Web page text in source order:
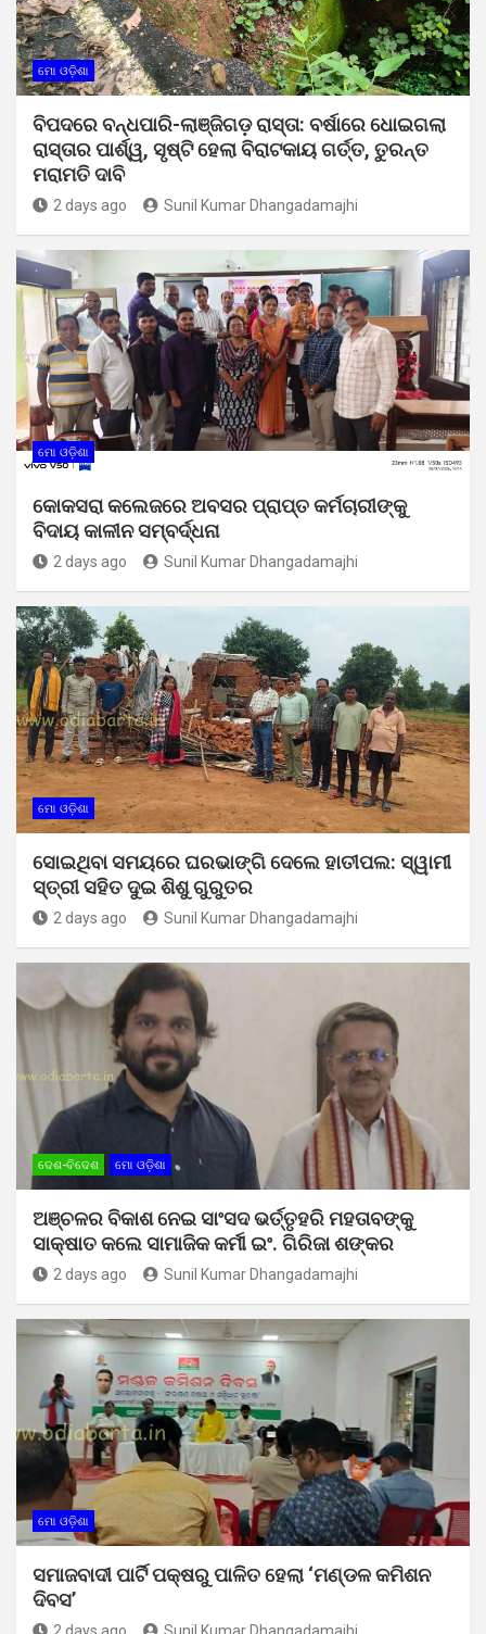
ମୋ ଓଡ଼ିଶା
ବିପଦରେ ବନ୍ଧପାରି-ଲାଞ୍ଜିଗଡ଼ ରାସ୍ତା: ବର୍ଷାରେ ଧୋଇଗଲା
ରାସ୍ତାର ପାର୍ଶ୍ୱ, ସୃଷ୍ଟି ହେଲା ବିରାଟକାୟ ଗର୍ତ୍ତ, ତୁରନ୍ତ
ମରାମତି ଦାବି
2 days ago Sunil Kumar Dhangadamajhi
ମୋ ଓଡ଼ିଶା
କୋକସରା କଲେଜରେ ଅବସର ପ୍ରାପ୍ତ କର୍ମଚାରୀଙ୍କୁ
ବିଦାୟ କାଳୀନ ସମ୍ବର୍ଦ୍ଧନା
2 days ago Sunil Kumar Dhangadamajhi
ମୋ ଓଡ଼ିଶା
ସୋଇଥିବା ସମୟରେ ଘରଭାଙ୍ଗି ଦେଲେ ହାତୀପଲ: ସ୍ୱାମୀ
ସ୍ତ୍ରୀ ସହିତ ଦୁଇ ଶିଶୁ ଗୁରୁତର
2 days ago Sunil Kumar Dhangadamajhi
ଦେଶ-ବିଦେଶ ମୋ ଓଡ଼ିଶା
ଅଞ୍ଚଳର ବିକାଶ ନେଇ ସାଂସଦ ଭର୍ତ୍ତୃହରି ମହତାବଙ୍କୁ
ସାକ୍ଷାତ କଲେ ସାମାଜିକ କର୍ମୀ ଇଂ. ଗିରିଜା ଶଙ୍କର
2 days ago Sunil Kumar Dhangadamajhi
ମୋ ଓଡ଼ିଶା
ସମାଜବାଦୀ ପାର୍ଟି ପକ୍ଷରୁ ପାଳିତ ହେଲା ‘ମଣ୍ଡଳ କମିଶନ
ଦିବସ’
2 days ago Sunil Kumar Dhangadamajhi